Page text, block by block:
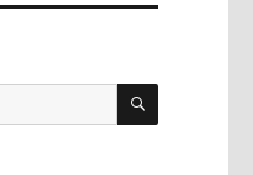
SUCHEN